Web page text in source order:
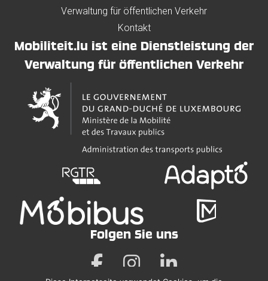
Verwaltung für öffentlichen Verkehr
Kontakt
Mobiliteit.lu ist eine Dienstleistung der
Verwaltung für öffentlichen Verkehr
Folgen Sie uns